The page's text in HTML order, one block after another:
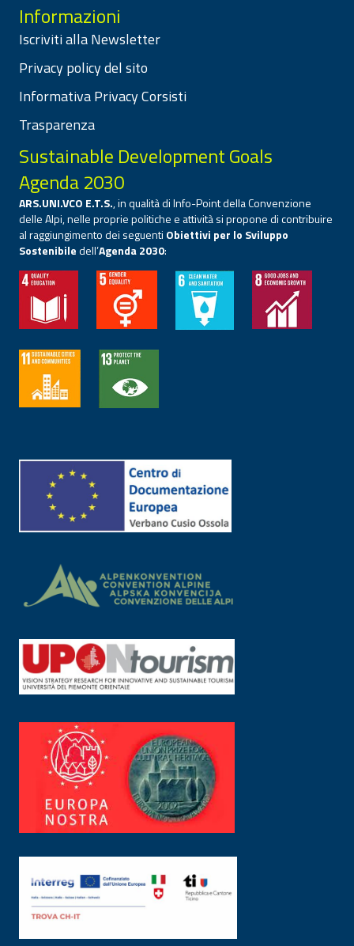
Informazioni
Iscriviti alla Newsletter
Privacy policy del sito
Informativa Privacy Corsisti
Trasparenza
Sustainable Development Goals
Agenda 2030
ARS.UNI.VCO E.T.S., in qualità di Info-Point della Convenzione
delle Alpi, nelle proprie politiche e attività si propone di contribuire
al raggiungimento dei seguenti Obiettivi per lo Sviluppo
Sostenibiledell’Agenda 2030: